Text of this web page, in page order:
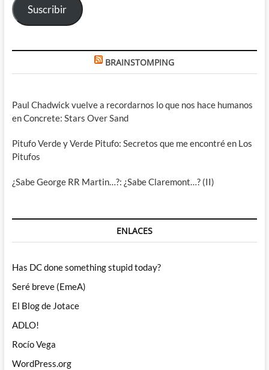
Suscribir
BRAINSTOMPING
Paul Chadwick vuelve a recordarnos lo que nos hace humanos
en Concrete: Stars Over Sand
Pitufo Verde y Verde Pitufo: Secretos que me encontré en Los
Pitufos
¿Sabe George RR Martin…?: ¿Sabe Claremont…? (II)
ENLACES
Has DC done something stupid today?
Seré breve (EmeA)
El Blog de Jotace
ADLO!
Rocío Vega
WordPress.org